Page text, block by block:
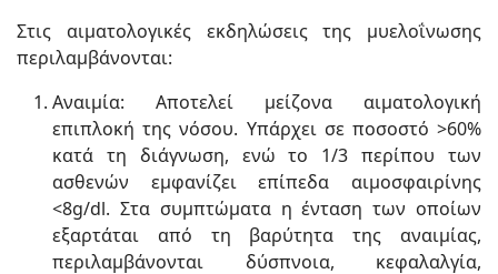
Στις αιματολογικές εκδηλώσεις της μυελοΐνωσης
περιλαμβάνονται:
Αναιμία: Αποτελεί μείζονα αιματολογική
επιπλοκή της νόσου. Υπάρχει σε ποσοστό >60%
κατά τη διάγνωση, ενώ το 1/3 περίπου των
ασθενών εμφανίζει επίπεδα αιμοσφαιρίνης
<8g/dl. Στα συμπτώματα η ένταση των οποίων
εξαρτάται από τη βαρύτητα της αναιμίας,
περιλαμβάνονται δύσπνοια, κεφαλαλγία,